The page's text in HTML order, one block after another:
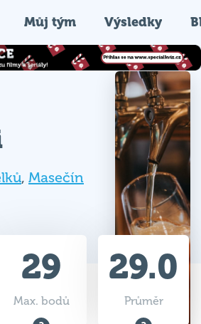
Můj tým Výsledky
, Masečín
29
Max. bodů
29.0
Průměr